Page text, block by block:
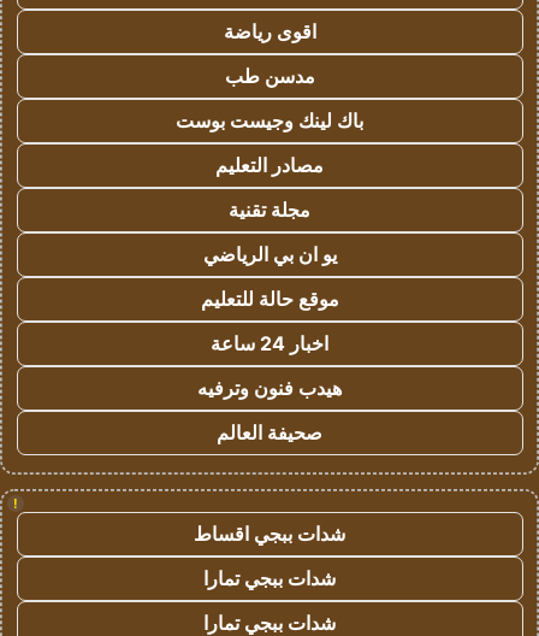
اقوى رياضة
مدسن طب
باك لينك وجيست بوست
مصادر التعليم
مجلة تقنية
يو ان بي الرياضي
موقع حالة للتعليم
اخبار 24 ساعة
هيدب فنون وترفيه
صحيفة العالم
!
شدات ببجي اقساط
شدات ببجي تمارا
شدات ببجي تمارا